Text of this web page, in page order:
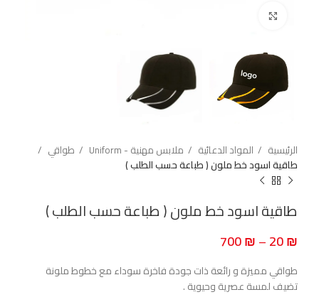
الرئيسية المواد الدعائية ملابس مهنية - Uniform
طواقي
طاقية اسود خط ملون ( طباعة حسب الطلب )
طاقية اسود خط ملون ( طباعة حسب الطلب )
20₪
–
700₪
طواقي مميزة و رائعة ذات جودة فاخرة سوداء مع خطوط ملونة
تضيف لمسة عصرية وحيوية .